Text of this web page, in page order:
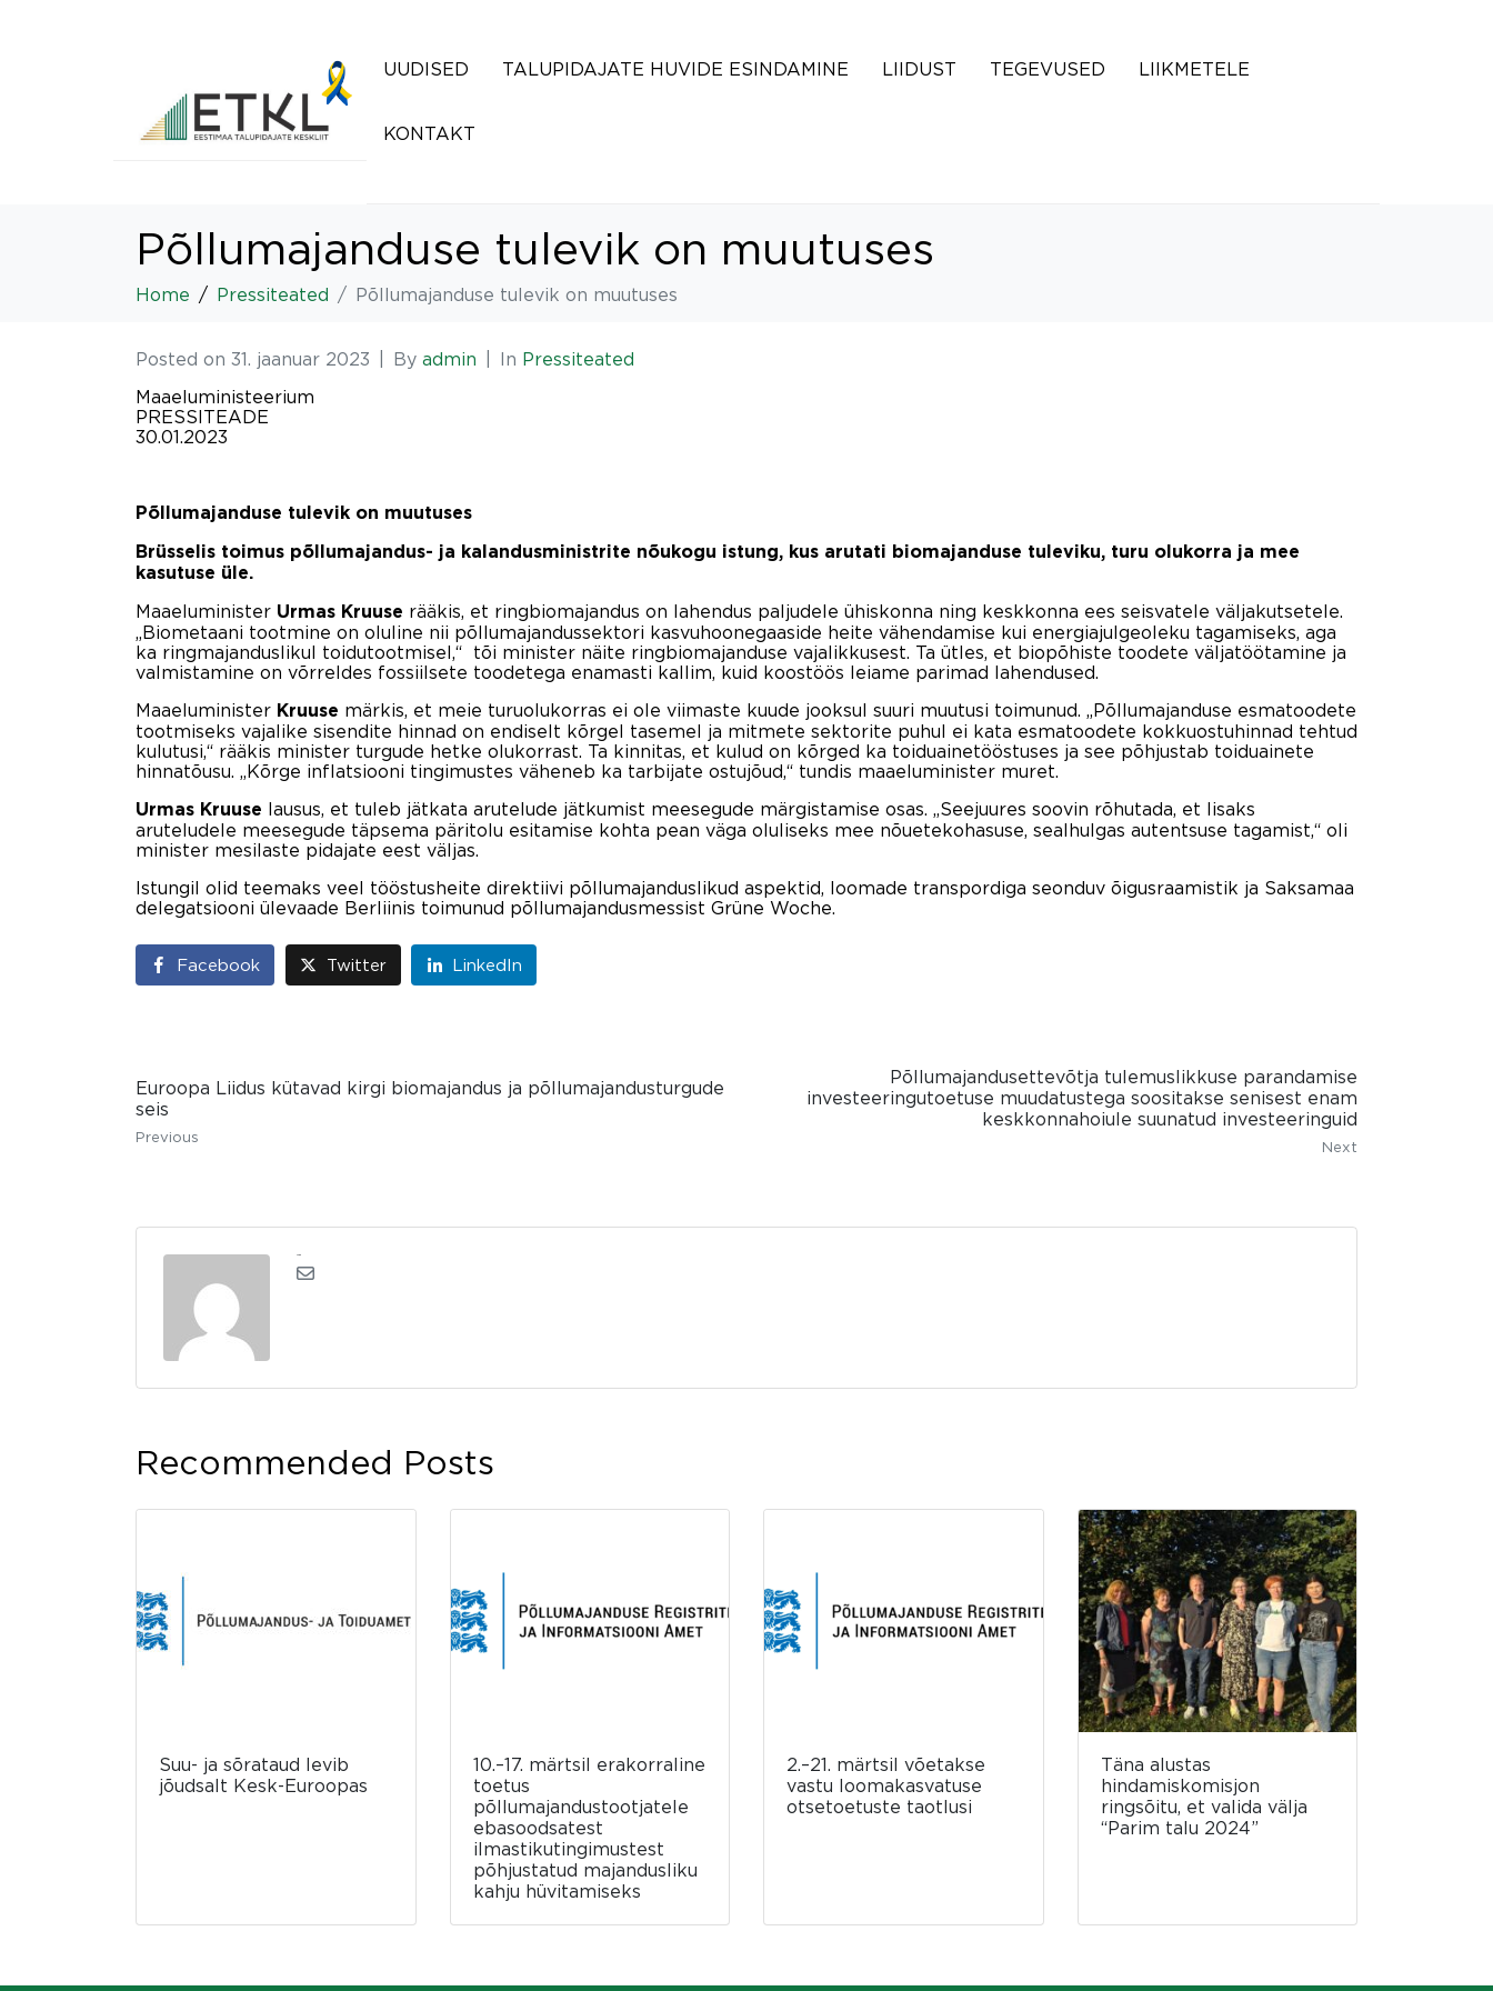
UUDISED TALUPIDAJATE HUVIDE ESINDAMINE LIIDUST TEGEVUSED LIIKMETELE
KONTAKT
Põllumajanduse tulevik on muutuses
Home Pressiteated Põllumajanduse tulevik on muutuses
Posted on 31. jaanuar 2023 By admin In Pressiteated
Maaeluministeerium
PRESSITEADE
30.01.2023
Põllumajanduse tulevik on muutuses
Brüsselis toimus põllumajandus- ja kalandusministrite nõukogu istung, kus arutati biomajanduse tuleviku, turu olukorra ja mee
kasutuse üle.
Maaeluminister Urmas Kruuse rääkis, et ringbiomajandus on lahendus paljudele ühiskonna ning keskkonna ees seisvatele väljakutsetele.
„Biometaani tootmine on oluline nii põllumajandussektori kasvuhoonegaaside heite vähendamise kui energiajulgeoleku tagamiseks, aga
ka ringmajanduslikul toidutootmisel,“ tõi minister näite ringbiomajanduse vajalikkusest. Ta ütles, et biopõhiste toodete väljatöötamine ja
valmistamine on võrreldes fossiilsete toodetega enamasti kallim, kuid koostöös leiame parimad lahendused.
Maaeluminister Kruuse märkis, et meie turuolukorras ei ole viimaste kuude jooksul suuri muutusi toimunud. „Põllumajanduse esmatoodete
tootmiseks vajalike sisendite hinnad on endiselt kõrgel tasemel ja mitmete sektorite puhul ei kata esmatoodete kokkuostuhinnad tehtud
kulutusi,“ rääkis minister turgude hetke olukorrast. Ta kinnitas, et kulud on kõrged ka toiduainetööstuses ja see põhjustab toiduainete
hinnatõusu. „Kõrge inflatsiooni tingimustes väheneb ka tarbijate ostujõud,“ tundis maaeluminister muret.
Urmas Kruuse lausus, et tuleb jätkata arutelude jätkumist meesegude märgistamise osas. „Seejuures soovin rõhutada, et lisaks
aruteludele meesegude täpsema päritolu esitamise kohta pean väga oluliseks mee nõuetekohasuse, sealhulgas autentsuse tagamist,“ oli
minister mesilaste pidajate eest väljas.
Istungil olid teemaks veel tööstusheite direktiivi põllumajanduslikud aspektid, loomade transpordiga seonduv õigusraamistik ja Saksamaa
delegatsiooni ülevaade Berliinis toimunud põllumajandusmessist Grüne Woche.
Facebook Twitter LinkedIn
Euroopa Liidus kütavad kirgi biomajandus ja põllumajandusturgude
seis
Previous
Põllumajandusettevõtja tulemuslikkuse parandamise
investeeringutoetuse muudatustega soositakse senisest enam
keskkonnahoiule suunatud investeeringuid
Next
Recommended Posts
Suu- ja sõrataud levib
jõudsalt Kesk-Euroopas
10.–17. märtsil erakorraline
toetus
põllumajandustootjatele
ebasoodsatest
ilmastikutingimustest
põhjustatud majandusliku
kahju hüvitamiseks
2.–21. märtsil võetakse
vastu loomakasvatuse
otsetoetuste taotlusi
Täna alustas
hindamiskomisjon
ringsõitu, et valida välja
“Parim talu 2024”